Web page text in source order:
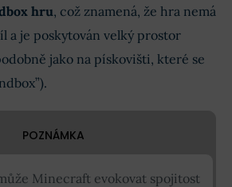
hru, což znamená, že hra nemá
a je poskytován velký prostor
jako na pískovišti, které se
POZNÁMKA
Minecraft evokovat spojitost